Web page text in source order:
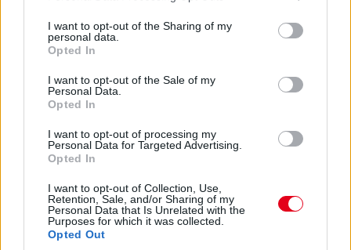
not limited to your visit or usage behaviour. You may click to
grant or deny consent to Google and its third-party tags to
use your data for below specified purposes in below Google
consent section.
I want to opt-out of the Sharing of my
personal data.
Opted In
I want to opt-out of the Sale of my
Personal Data.
Opted In
I want to opt-out of processing my
Personal Data for Targeted Advertising.
Opted In
I want to opt-out of Collection, Use,
Retention, Sale, and/or Sharing of my
Personal Data that Is Unrelated with the
Purposes for which it was collected.
Opted Out
Éles csata a 7-8. helyen: az egy szem élő Corvette-tel
Garcia kergeti Plát a Fordban.
Közben már csak 37,5 másodperc Bergmeister lemaradása...
ÉS ITT AZ ÚJABB DRÁMA! Keating stop&go
büntetést kap, mert kipörgette a kerekét a bokszban! A
csapatvezető bakija a Le Mans-i kategóriagyőzelembe
kerülhet!